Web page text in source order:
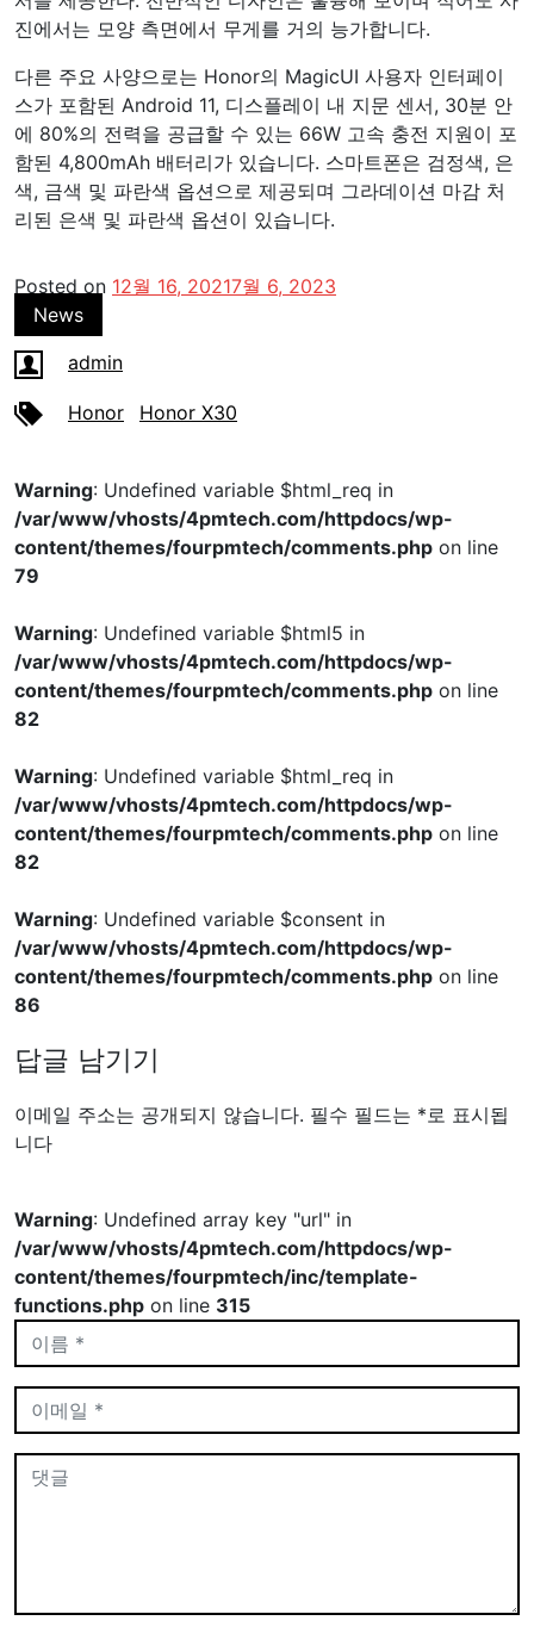
진에서는 모양 측면에서 무게를 거의 능가합니다.
다른 주요 사양으로는 Honor의 MagicUI 사용자 인터페이
스가 포함된 Android 11, 디스플레이 내 지문 센서, 30분 안
에 80%의 전력을 공급할 수 있는 66W 고속 충전 지원이 포
함된 4,800mAh 배터리가 있습니다. 스마트폰은 검정색, 은
색, 금색 및 파란색 옵션으로 제공되며 그라데이션 마감 처
리된 은색 및 파란색 옵션이 있습니다.
Posted on 12월 16, 20217월 6, 2023
News
admin
Honor Honor X30
Warning: Undefined variable $html_req in
/var/www/vhosts/4pmtech.com/httpdocs/wp-
content/themes/fourpmtech/comments.php on line
79
Warning: Undefined variable $html5 in
/var/www/vhosts/4pmtech.com/httpdocs/wp-
content/themes/fourpmtech/comments.php on line
82
Warning: Undefined variable $html_req in
/var/www/vhosts/4pmtech.com/httpdocs/wp-
content/themes/fourpmtech/comments.php on line
82
Warning: Undefined variable $consent in
/var/www/vhosts/4pmtech.com/httpdocs/wp-
content/themes/fourpmtech/comments.php on line
86
답글 남기기
이메일 주소는 공개되지 않습니다. 필수 필드는 *로 표시됩
니다
Warning: Undefined array key "url" in
/var/www/vhosts/4pmtech.com/httpdocs/wp-
content/themes/fourpmtech/inc/template-
functions.php on line 315